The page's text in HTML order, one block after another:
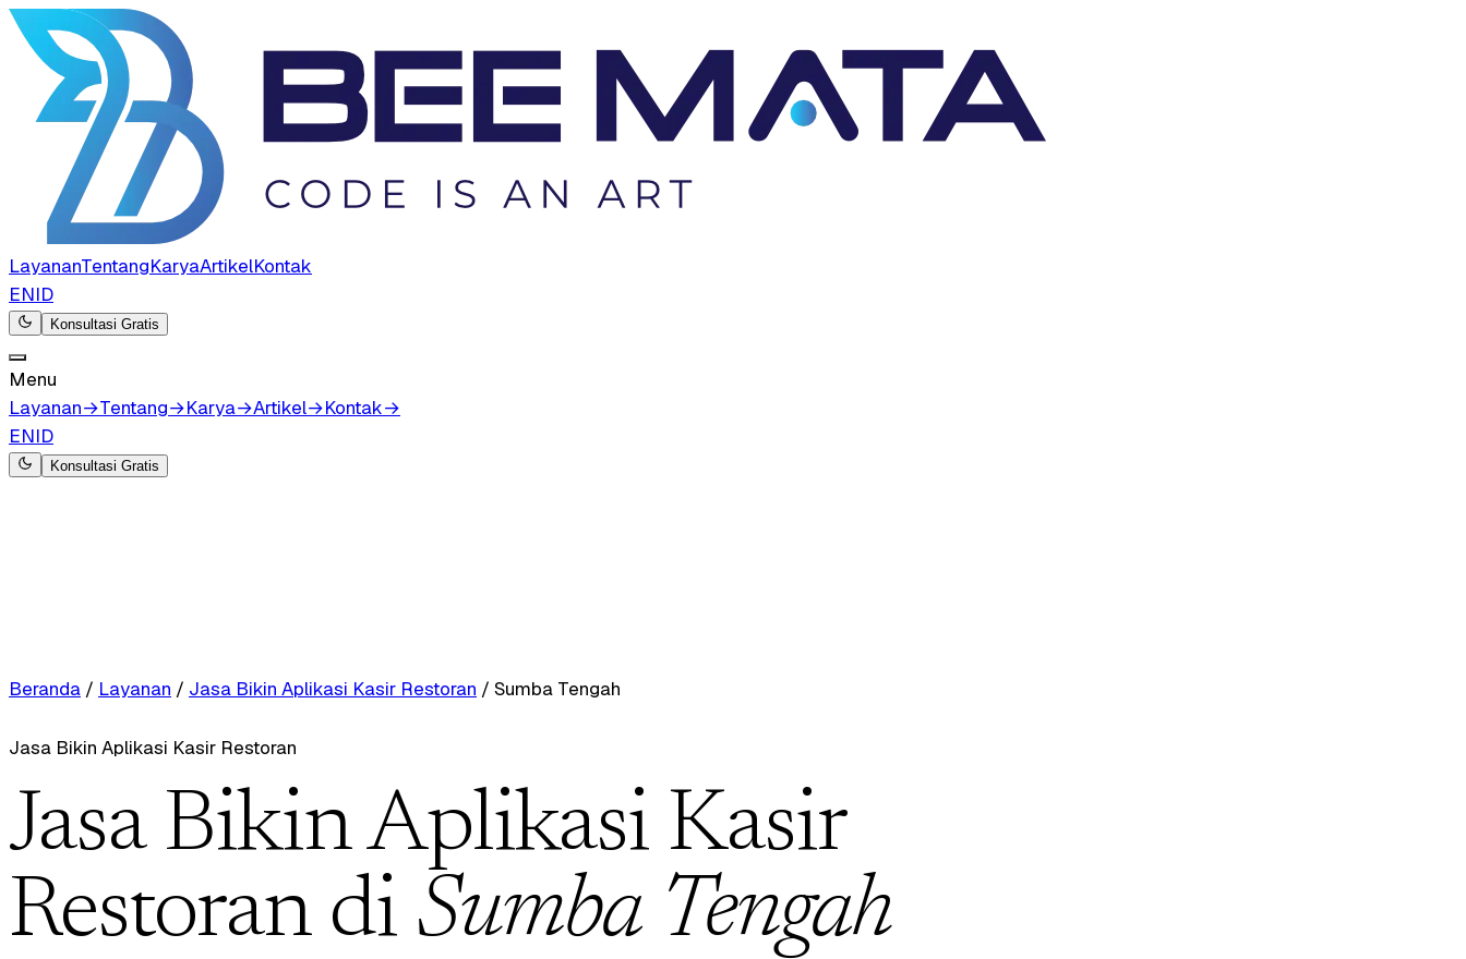
LayananTentangKaryaArtikelKontak
ENID
Konsultasi Gratis
Menu
Layanan→Tentang→Karya→Artikel→Kontak→
ENID
Konsultasi Gratis
Beranda / Layanan / Jasa Bikin Aplikasi Kasir Restoran / Sumba Tengah
Jasa Bikin Aplikasi Kasir Restoran
Jasa Bikin Aplikasi Kasir
Restoran di Sumba Tengah